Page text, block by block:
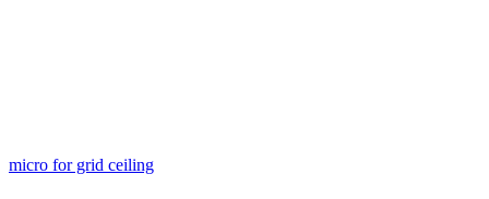
micro for grid ceiling